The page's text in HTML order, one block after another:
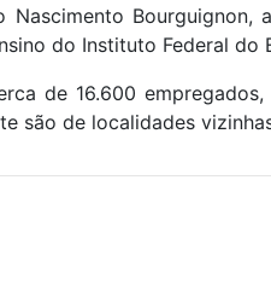
Nascimento
do Instituto Federal do
de 16.600
são de localidades